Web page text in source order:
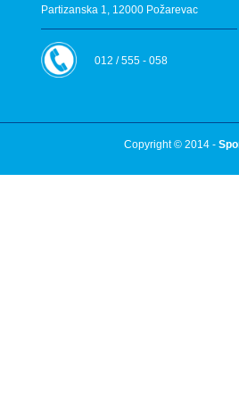
Partizanska 1, 12000 Požarevac
012 / 555 - 058
Copyright © 2014 -